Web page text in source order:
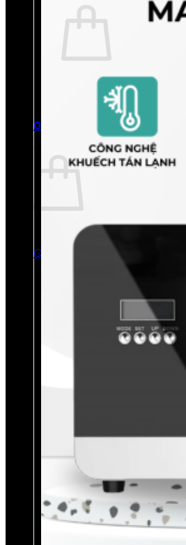
Chưa có sản
Quay trở lại cửa hàng
0
Giỏ hàng
Chưa có sản phẩm
Quay trở lại cửa hàng